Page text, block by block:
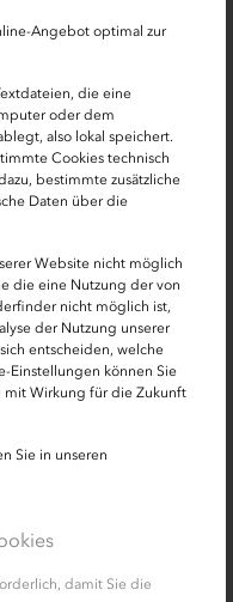
Angebot optimal zur
die eine
oder dem
also lokal speichert.
Cookies technisch
bestimmte zusätzliche
Daten über die
Website nicht möglich
die eine Nutzung der von
nicht möglich ist,
der Nutzung unserer
entscheiden, welche
Einstellungen können Sie
mit Wirkung für die Zukunft
Sie in unseren
damit Sie die
Suche befindet sich
sind, was Sie
Sie werden dann zu
Sie interessant sind.
auf